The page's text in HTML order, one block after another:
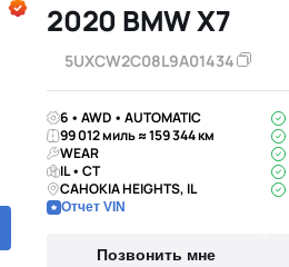
2020 BMW X7
5UXCW2C08L9A01434
6 • AWD • AUTOMATIC
99 012 миль ≈ 159 344 км
WEAR
IL • CT
CAHOKIA HEIGHTS, IL
Отчет VIN
Позвонить мне